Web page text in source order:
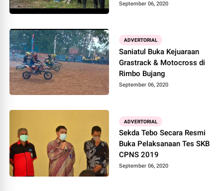
September 06, 2020
ADVERTORIAL
Saniatul Buka Kejuaraan
Grastrack & Motocross di
Rimbo Bujang
September 06, 2020
ADVERTORIAL
Sekda Tebo Secara Resmi
Buka Pelaksanaan Tes SKB
CPNS 2019
September 06, 2020